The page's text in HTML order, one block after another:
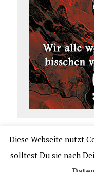
Diese Webseite nutzt
solltest Du sie nach